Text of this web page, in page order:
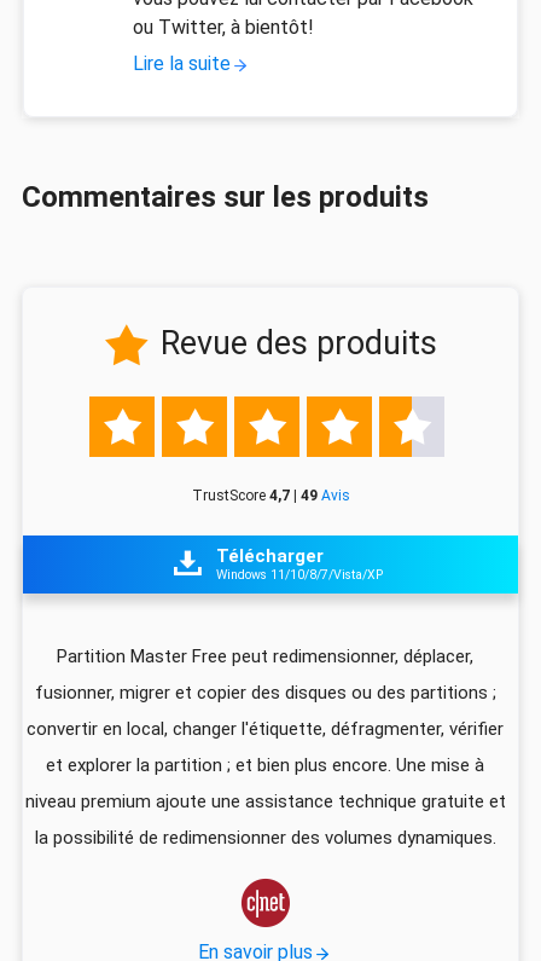
ou Twitter, à bientôt!
Lire la suite
Commentaires sur les produits
 Revue des produits
    
TrustScore 4,7 | 49 Avis
 Télécharger
Windows 11/10/8/7/Vista/XP
Partition Master Free peut redimensionner, déplacer,
fusionner, migrer et copier des disques ou des partitions ;
convertir en local, changer l'étiquette, défragmenter, vérifier
et explorer la partition ; et bien plus encore. Une mise à
niveau premium ajoute une assistance technique gratuite et
la possibilité de redimensionner des volumes dynamiques.

En savoir plus